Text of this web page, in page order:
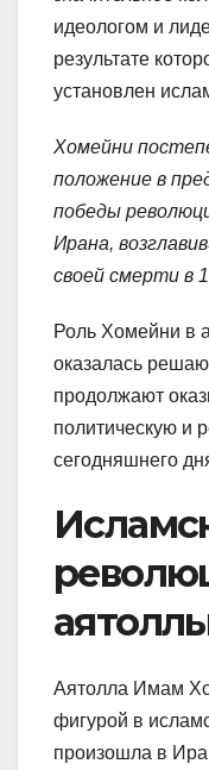
идеологом и
результате
установлен
Хомейни
положение в
победы
Ирана,
своей смерти в
Роль Хомейни в
оказалась
продолжают
политическую и
сегодняшнего
Аятолла Имам
фигурой в
произошла в